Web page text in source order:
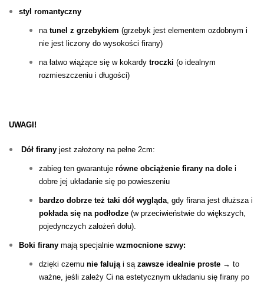
styl romantyczny
na tunel z grzebykiem (grzebyk jest elementem ozdobnym i
nie jest liczony do wysokości firany)
na łatwo wiążące się w kokardy troczki (o idealnym
rozmieszczeniu i długości)
UWAGI!
Dół firany jest założony na pełne 2cm:
zabieg ten gwarantuje równe obciążenie firany na dole i
dobre jej układanie się po powieszeniu
bardzo dobrze też taki dół wygląda , gdy firana jest dłuższa i
pokłada się na podłodze (w przeciwieństwie do większych,
pojedynczych założeń dołu).
Boki firany mają specjalnie wzmocnione szwy:
dzięki czemu nie falują i są zawsze idealnie proste → to
ważne, jeśli zależy Ci na estetycznym układaniu się firany po